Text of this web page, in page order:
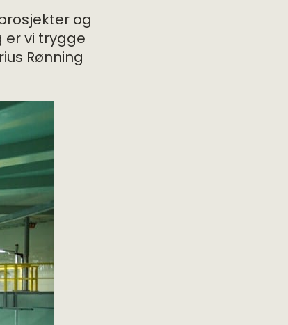
og
er vi trygge
Rønning